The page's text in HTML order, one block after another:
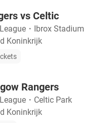
vs Celtic
・
Ibrox Stadium
Koninkrijk
Rangers
・ Celtic Park
Koninkrijk